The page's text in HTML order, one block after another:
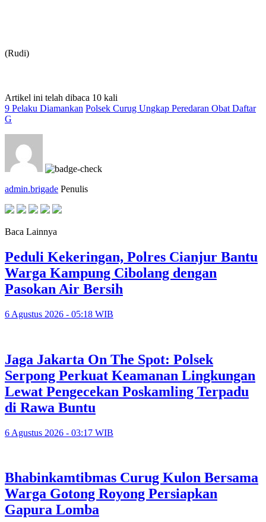
(Rudi)
Artikel ini telah dibaca 10 kali
9 Pelaku Diamankan Polsek Curug Ungkap Peredaran Obat Daftar
G
admin.brigade Penulis
Baca Lainnya
Peduli Kekeringan, Polres Cianjur Bantu
Warga Kampung Cibolang dengan
Pasokan Air Bersih
6 Agustus 2026 - 05:18 WIB
Jaga Jakarta On The Spot: Polsek
Serpong Perkuat Keamanan Lingkungan
Lewat Pengecekan Poskamling Terpadu
di Rawa Buntu
6 Agustus 2026 - 03:17 WIB
Bhabinkamtibmas Curug Kulon Bersama
Warga Gotong Royong Persiapkan
Gapura Lomba